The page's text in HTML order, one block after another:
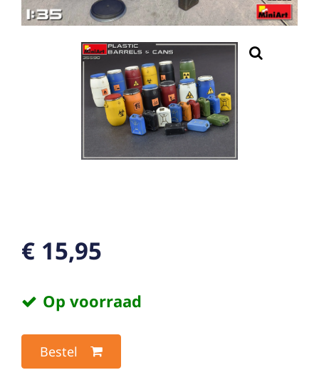
€ 15,95
Op voorraad
Bestel